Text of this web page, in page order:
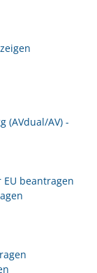
AV) -
beantragen